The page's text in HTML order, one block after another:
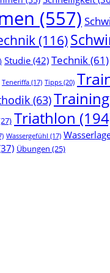
(557)
(116)
Studie (42) Technik(61)
Teneriffa (17) Tipps (20)
(63)
Triathlon
Wassergefühl (17)
Übungen (25)